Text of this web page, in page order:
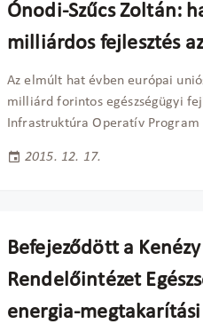
Ónodi-Szűcs Zoltán:
milliárdos fejlesztés
Az elmúlt hat évben európai
milliárd forintos egészségügyi
Infrastruktúra Operatív Program
2015. 12. 17.
Befejeződött a
Rendelőintézet
energia-